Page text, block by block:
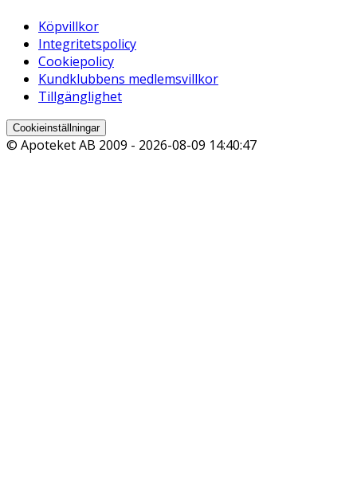
Köpvillkor
Integritetspolicy
Cookiepolicy
Kundklubbens medlemsvillkor
Tillgänglighet
Cookieinställningar
© Apoteket AB 2009 - 2026-08-09 14:40:47